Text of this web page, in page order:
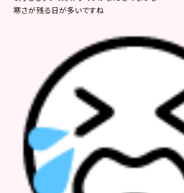
寒さが残る日が多いですね